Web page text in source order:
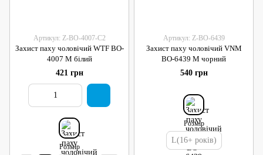
Артикул: Z-BO-4007-C2
Захист паху чоловічий WTF BO-
4007 M білий
421 грн
Розмір
Артикул: Z-BO-6439
Захист паху чоловічий VNM
BO-6439 M чорний
540 грн
Розмір
L(16+ років)